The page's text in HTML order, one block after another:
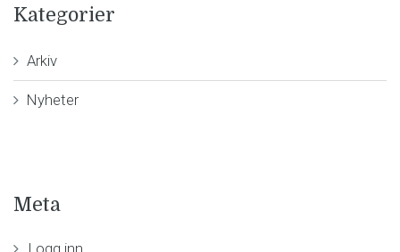
Kategorier
Arkiv
Nyheter
Meta
Logg inn